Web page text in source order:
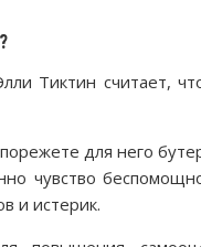
Тиктин считает,
для него
чувство
и истерик.